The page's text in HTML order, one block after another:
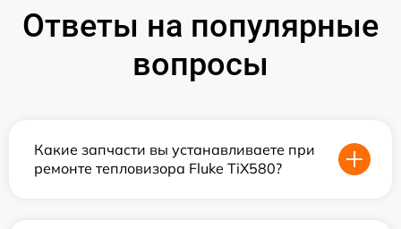
Ответы на популярные
вопросы
Какие запчасти вы устанавливаете при
ремонте тепловизора Fluke TiX580?